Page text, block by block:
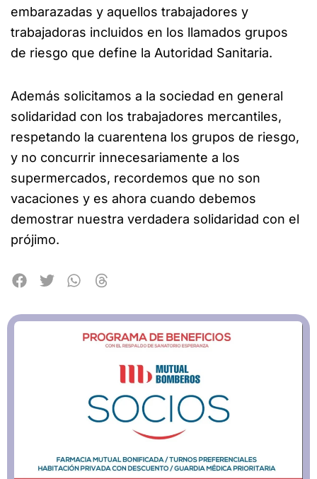
embarazadas y aquellos trabajadores y
trabajadoras incluidos en los llamados grupos
de riesgo que define la Autoridad Sanitaria.
Además solicitamos a la sociedad en general
solidaridad con los trabajadores mercantiles,
respetando la cuarentena los grupos de riesgo,
y no concurrir innecesariamente a los
supermercados, recordemos que no son
vacaciones y es ahora cuando debemos
demostrar nuestra verdadera solidaridad con el
prójimo.